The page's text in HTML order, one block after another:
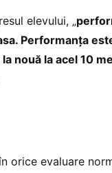
elevului, „
Performanța
nouă la acel 10
orice evaluare